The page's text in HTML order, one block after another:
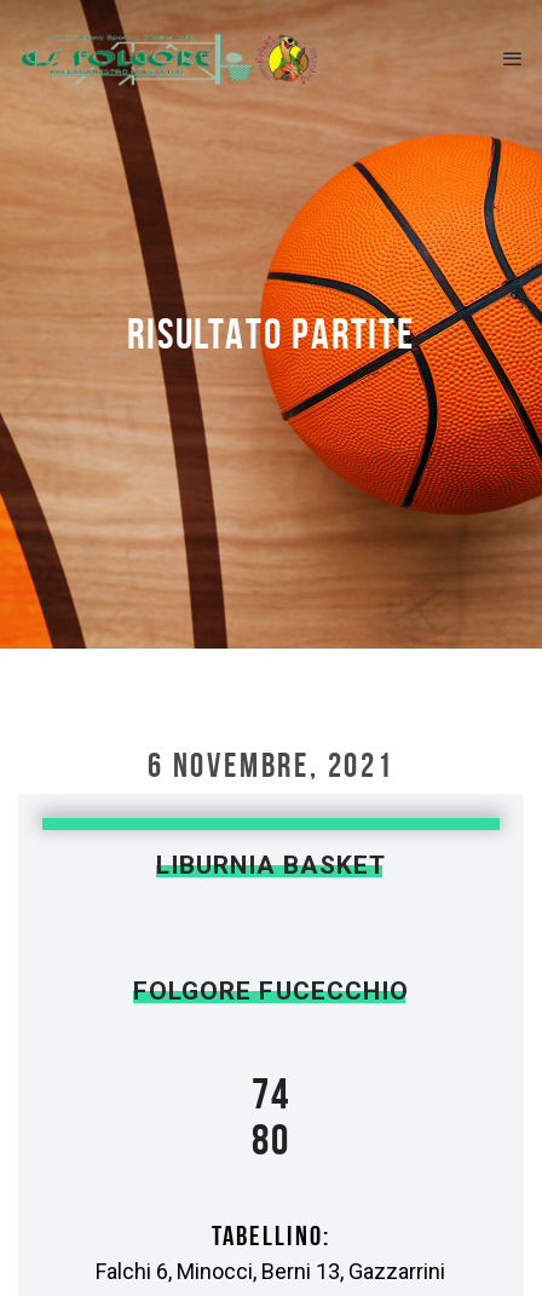
RISULTATO PARTITE
6 NOVEMBRE, 2021
LIBURNIA BASKET
FOLGORE FUCECCHIO
74
80
TABELLINO:
Falchi 6, Minocci, Berni 13, Gazzarrini